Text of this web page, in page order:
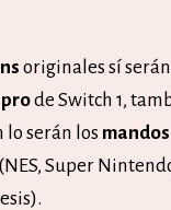
originales sí
de Switch 1,
lo serán los
(NES, Super